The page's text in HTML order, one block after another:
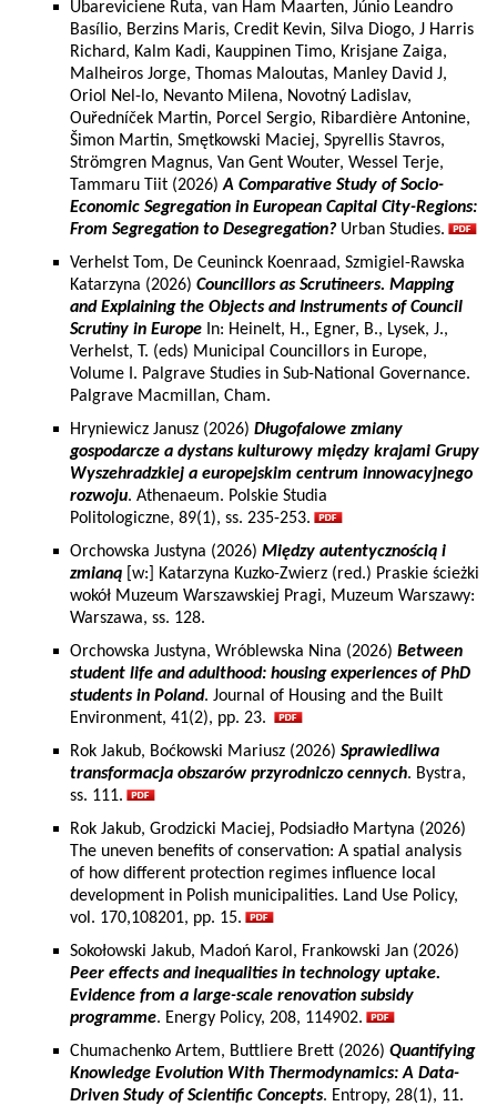
Ubareviciene Ruta, van Ham Maarten, Júnio Leandro
Basílio, Berzins Maris, Credit Kevin, Silva Diogo, J Harris
Richard, Kalm Kadi, Kauppinen Timo, Krisjane Zaiga,
Malheiros Jorge, Thomas Maloutas, Manley David J,
Oriol Nel-lo, Nevanto Milena, Novotný Ladislav,
Ouředníček Martin, Porcel Sergio, Ribardière Antonine,
Šimon Martin, Smętkowski Maciej, Spyrellis Stavros,
Strömgren Magnus, Van Gent Wouter, Wessel Terje,
Tammaru Tiit (2026)A Comparative Study of Socio-
Economic Segregation in European Capital City-Regions:
From Segregation to Desegregation? Urban Studies.
Verhelst Tom, De Ceuninck Koenraad, Szmigiel-Rawska
Katarzyna (2026) Councillors as Scrutineers. Mapping
and Explaining the Objects and Instruments of Council
Scrutiny in Europe In: Heinelt, H., Egner, B., Lysek, J.,
Verhelst, T. (eds) Municipal Councillors in Europe,
Volume I. Palgrave Studies in Sub-National Governance.
Palgrave Macmillan, Cham.
Hryniewicz Janusz (2026) Długofalowe zmiany
gospodarcze a dystans kulturowy między krajami Grupy
Wyszehradzkiej a europejskim centrum innowacyjnego
rozwoju. Athenaeum. Polskie Studia
Politologiczne, 89(1), ss. 235-253.
Orchowska Justyna (2026) Między autentycznością i
zmianą [w:] Katarzyna Kuzko-Zwierz (red.) Praskie ścieżki
wokół Muzeum Warszawskiej Pragi, Muzeum Warszawy:
Warszawa, ss. 128.
Orchowska Justyna, Wróblewska Nina (2026) Between
student life and adulthood: housing experiences of PhD
students in Poland. Journal of Housing and the Built
Environment, 41(2), pp. 23.
Rok Jakub, Boćkowski Mariusz (2026) Sprawiedliwa
transformacja obszarów przyrodniczo cennych. Bystra,
ss. 111.
Rok Jakub, Grodzicki Maciej, Podsiadło Martyna (2026)
The uneven benefits of conservation: A spatial analysis
of how different protection regimes influence local
development in Polish municipalities. Land Use Policy,
vol. 170,108201, pp. 15.
Sokołowski Jakub, Madoń Karol, Frankowski Jan (2026)
Peer effects and inequalities in technology uptake.
Evidence from a large-scale renovation subsidy
programme. Energy Policy, 208, 114902.
Chumachenko Artem, Buttliere Brett (2026) Quantifying
Knowledge Evolution With Thermodynamics: A Data-
Driven Study of Scientific Concepts. Entropy, 28(1), 11.